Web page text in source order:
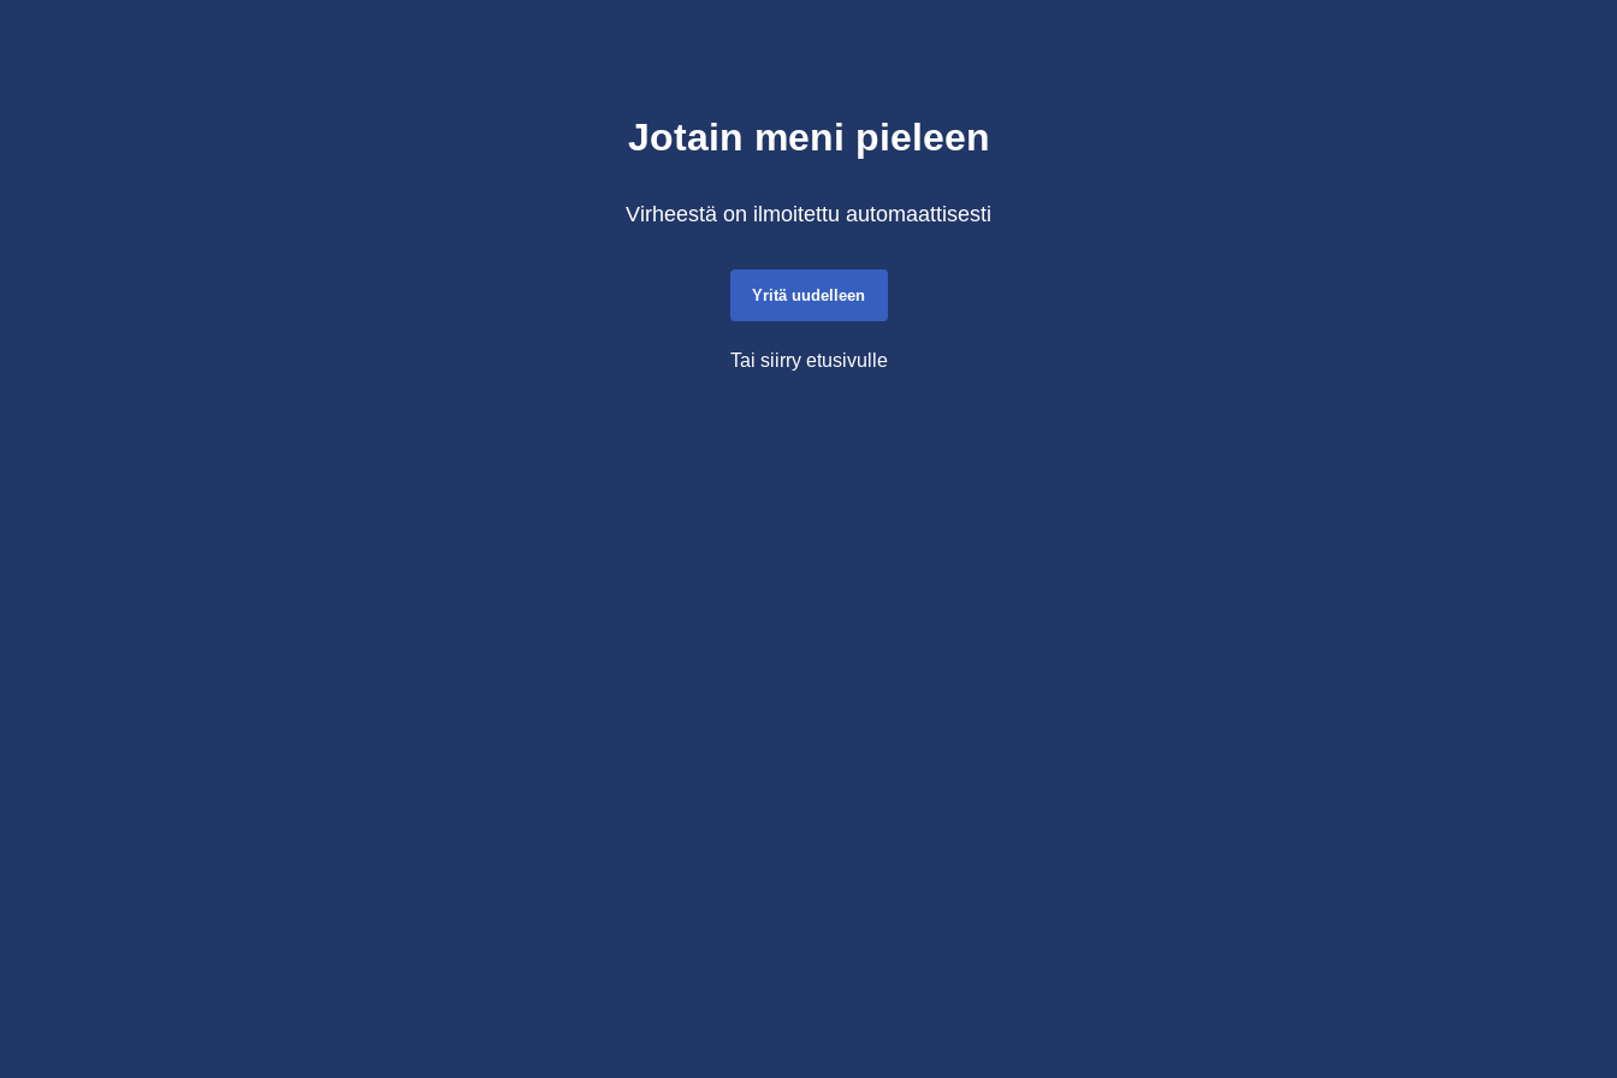
Jotain meni pieleen
Virheestä on ilmoitettu automaattisesti
Yritä uudelleen
Tai siirry etusivulle